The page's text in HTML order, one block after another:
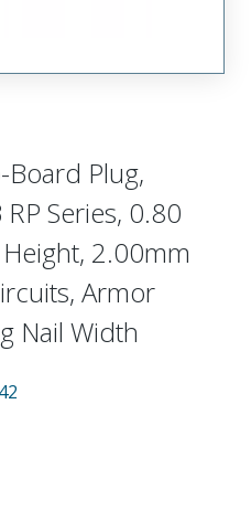
Board Plug,
Series, 0.80
2.00mm
Armor
Nail Width